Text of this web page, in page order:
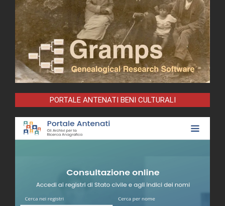
PORTALE ANTENATI BENI CULTURALI